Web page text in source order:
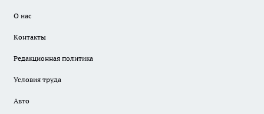
О нас
Контакты
Редакционная политика
Условия труда
Авто